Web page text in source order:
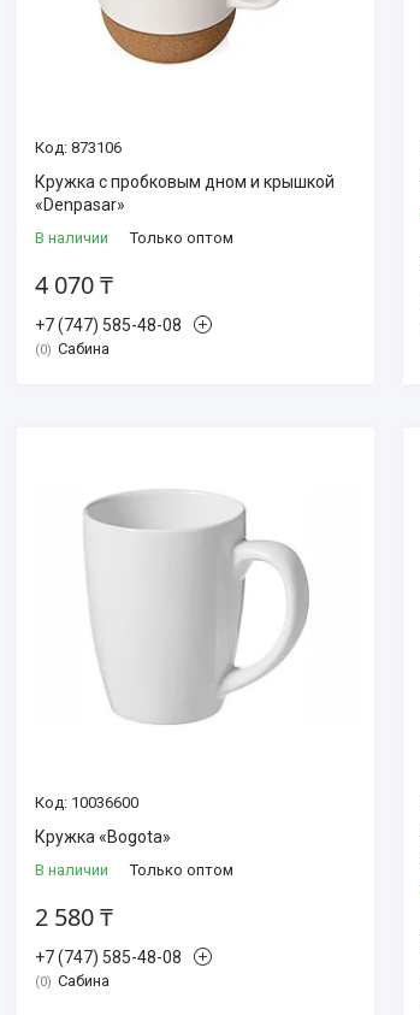
873106
Кружка с пробковым дном и крышкой
«Denpasar»
В наличии Только оптом
4 070 ₸
+7 (747) 585-48-08
0 Сабина
10036600
Кружка «Bogota»
В наличии Только оптом
2 580 ₸
+7 (747) 585-48-08
0 Сабина